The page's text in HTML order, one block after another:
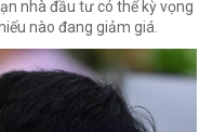
nhà đầu tư có thể kỳ vọng
nào đang giảm giá.